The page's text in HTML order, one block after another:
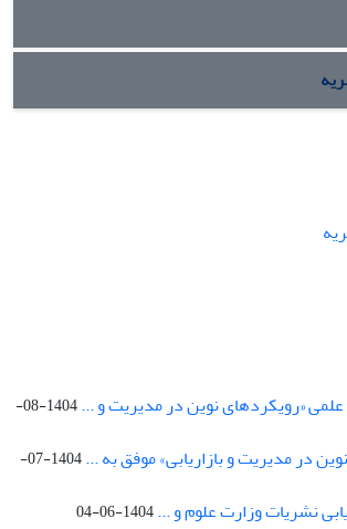
«رویکردهای نوین در مدیریت و ...
1404-08-
در مدیریت و بازاریابی» موفق به ...
1404-07-
نشریات وزارت علوم و ...1404-06-04